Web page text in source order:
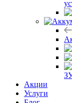
Акции
Услуги